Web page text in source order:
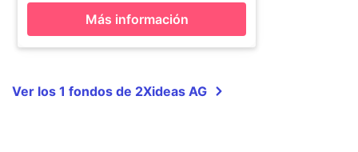
Más información
Ver los 1 fondos de 2Xideas AG